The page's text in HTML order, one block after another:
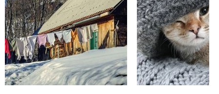
EKO ŻYCIE
PRZYRODA
ZWIERZĘTA DOMOWE